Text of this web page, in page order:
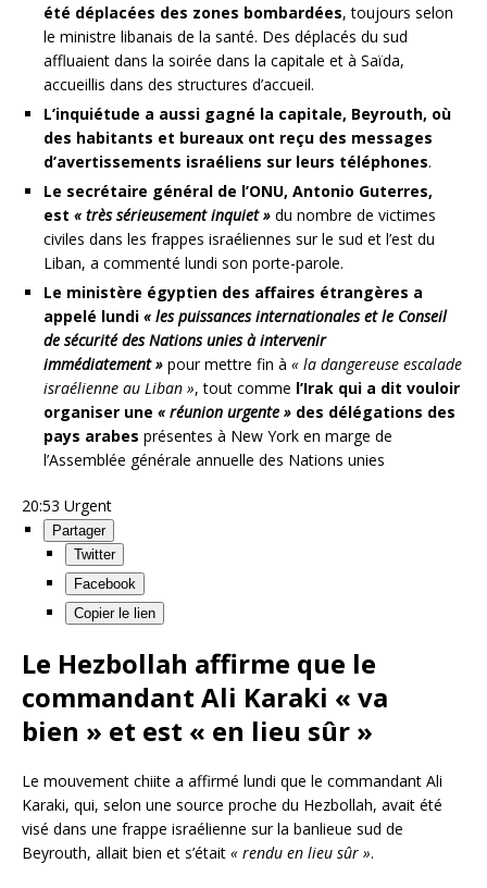
été déplacées des zones bombardées, toujours selon
le ministre libanais de la santé. Des déplacés du sud
affluaient dans la soirée dans la capitale et à Saïda,
accueillis dans des structures d’accueil.
L’inquiétude a aussi gagné la capitale, Beyrouth, où
des habitants et bureaux ont reçu des messages
d’avertissements israéliens sur leurs téléphones.
Le secrétaire général de l’ONU, Antonio Guterres,
est « très sérieusement inquiet » du nombre de victimes
civiles dans les frappes israéliennes sur le sud et l’est du
Liban, a commenté lundi son porte-parole.
Le ministère égyptien des affaires étrangères a
appelé lundi « les puissances internationales et le Conseil
de sécurité des Nations unies à intervenir
immédiatement » pour mettre fin à « la dangereuse escalade
israélienne au Liban », tout comme l’Irak qui a dit vouloir
organiser une « réunion urgente » des délégations des
pays arabes présentes à New York en marge de
l’Assemblée générale annuelle des Nations unies
20:53 Urgent
Partager
Twitter
Facebook
Copier le lien
Le Hezbollah affirme que le
commandant Ali Karaki « va
bien » et est « en lieu sûr »
Le mouvement chiite a affirmé lundi que le commandant Ali
Karaki, qui, selon une source proche du Hezbollah, avait été
visé dans une frappe israélienne sur la banlieue sud de
Beyrouth, allait bien et s’était « rendu en lieu sûr ».